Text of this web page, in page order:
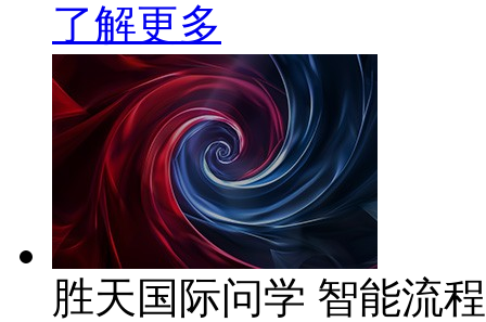
了解更多
胜天国际问学 智能流